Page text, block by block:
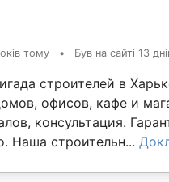
тому • Був на сайті 13
строителей в
офисов, кафе и
консультация.
Наша строительн...